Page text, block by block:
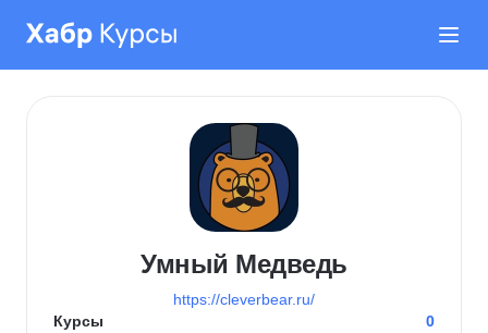
Умный Медведь
https://cleverbear.ru/
Курсы
0